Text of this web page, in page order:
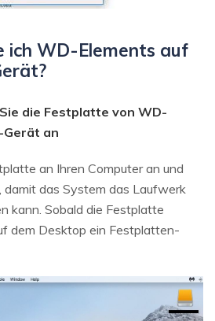
WD-Elements auf
die Festplatte von WD-
Gerät an
an Ihren Computer an und
das System das Laufwerk
kann. Sobald die Festplatte
dem Desktop ein Festplatten-